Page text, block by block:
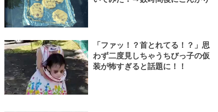
「ファッ！？首とれてる！？」思
わず二度見しちゃうちびっ子の仮
装が怖すぎると話題に！！